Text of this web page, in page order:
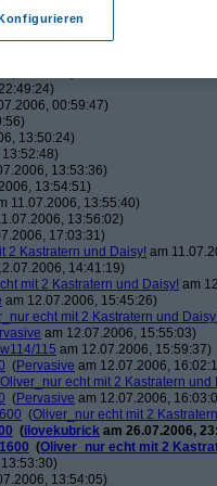
13:49:01)
00:59:47)
13:50:24)
13:53:36)
13:54:51)
11.07.2006, 13:55:40)
13:56:02)
17:03:31)
2 Kastratern und Daisy! am
14:41:19)
mit 2 Kastratern und Daisy! am
am 12.07.2006, 15:45:26)
echt mit 2 Kastratern und Daisy!
am 12.07.2006, 15:55:03)
w114/115 am 12.07.2006, 15:59:37)
(Pervasive am 12.07.2006,
Oliver_nur echt mit 2 Kastratern und
(Pervasive am 12.07.2006,
(Oliver_nur echt mit 2
(ilovekubrick am 26.07.2006,
(Oliver_nur echt mit 2
13:54:05)
Konfigurieren